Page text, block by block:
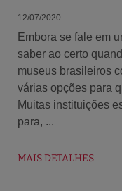
12/07/2020
Embora se fale em
saber ao certo
museus brasileiros
várias opções para
Muitas instituições
para, ...
MAIS DETALHES